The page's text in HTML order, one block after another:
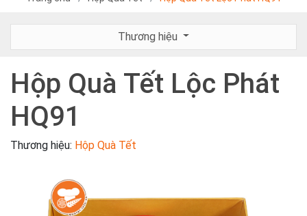
Thương hiệu
Hộp Quà Tết Lộc Phát
HQ91
Thương hiệu: Hộp Quà Tết